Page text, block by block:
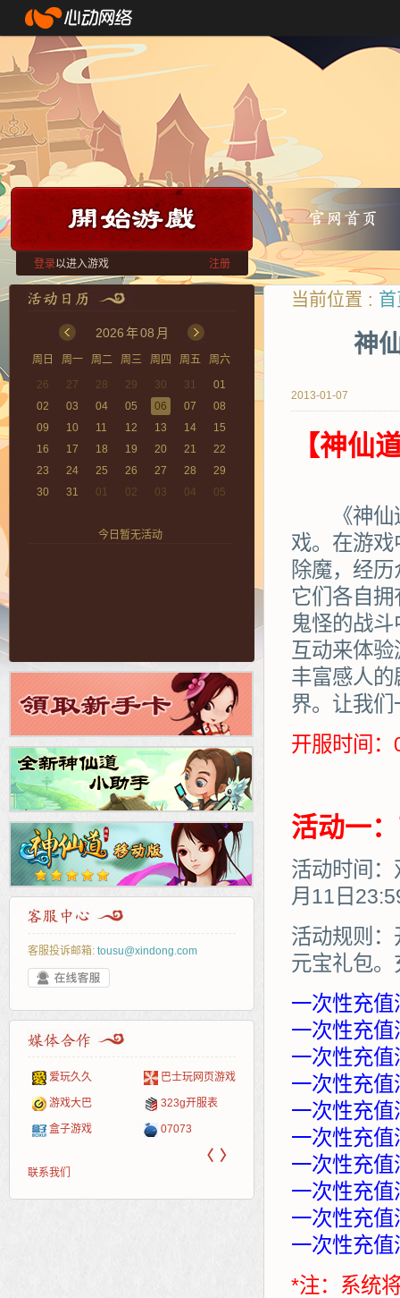
登录以进入游戏 注册
2026年08 月
周日 周一 周二 周三 周四 周五
周六
26
27 28 29 30 31
01
02
03 04 05 06 07
08
09
10 11 12 13 14
15
16
17 18 19 20 21
22
23
24 25 26 27 28
29
30
31 01 02 03 04 05
今日暂无活动
客服投诉邮箱: tousu@xindong.com
爱玩久久 巴士玩网页游戏
游戏大巴 323g开服表
盒子游戏 07073
页游网
新浪
网易
多玩
中华网
Cwan
游一游
游侠网页游戏 40407
5617网游网 一游网
开服网
斗蟹网页游戏 游戏
〈 〉
联系我们
当前位置 :
神
2013-01-07
【神仙
《神仙道
戏。在游
除魔，经
它们各自
鬼怪的战
互动来体
丰富感人
界。让我们
开服时间
活动一
活动时间
月11日
活动规则
元宝礼包
一次性充
一次性充
一次性充
一次性充
一次性充
一次性充
一次性充
一次性充
一次性充
一次性充
*注：系统